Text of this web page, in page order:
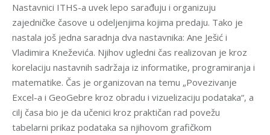
Nastavnici ITHS-a uvek lepo sarađuju i organizuju
zajedničke časove u odeljenjima kojima predaju. Tako je
nastala još jedna saradnja dva nastavnika: Ane Ješić i
Vladimira Kneževića. Njihov ugledni čas realizovan je kroz
korelaciju nastavnih sadržaja iz informatike, programiranja i
matematike. Čas je organizovan na temu „Povezivanje
Excel-a i GeoGebre kroz obradu i vizuelizaciju podataka“, a
cilj časa bio je da učenici kroz praktičan rad povežu
tabelarni prikaz podataka sa njihovom grafičkom